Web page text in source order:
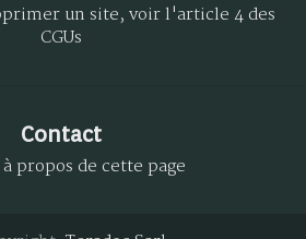
un site, voir l'article 4 des
CGUs
Contact
propos de cette page